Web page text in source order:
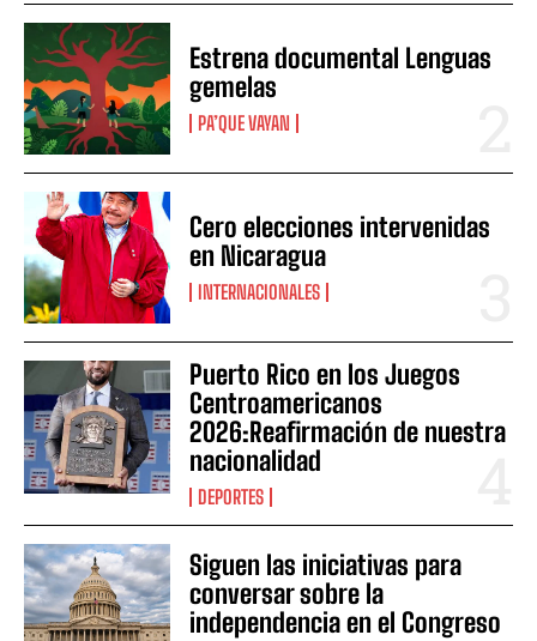
Estrena documental Lenguas
gemelas
PA’QUE VAYAN
Cero elecciones intervenidas
en Nicaragua
INTERNACIONALES
Puerto Rico en los Juegos
Centroamericanos
2026:Reafirmación de nuestra
nacionalidad
DEPORTES
Siguen las iniciativas para
conversar sobre la
independencia en el Congreso